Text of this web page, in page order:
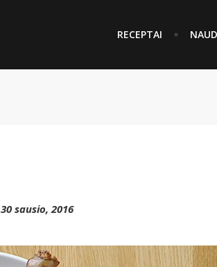
RECEPTAI
30 sausio, 2016